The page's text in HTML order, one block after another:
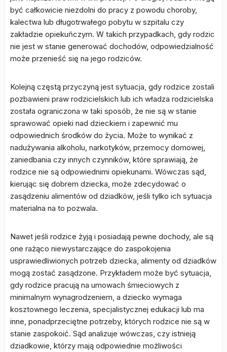
być całkowicie niezdolni do pracy z powodu choroby,
kalectwa lub długotrwałego pobytu w szpitalu czy
zakładzie opiekuńczym. W takich przypadkach, gdy rodzic
nie jest w stanie generować dochodów, odpowiedzialność
może przenieść się na jego rodziców.
Kolejną częstą przyczyną jest sytuacja, gdy rodzice zostali
pozbawieni praw rodzicielskich lub ich władza rodzicielska
została ograniczona w taki sposób, że nie są w stanie
sprawować opieki nad dzieckiem i zapewnić mu
odpowiednich środków do życia. Może to wynikać z
nadużywania alkoholu, narkotyków, przemocy domowej,
zaniedbania czy innych czynników, które sprawiają, że
rodzice nie są odpowiednimi opiekunami. Wówczas sąd,
kierując się dobrem dziecka, może zdecydować o
zasądzeniu alimentów od dziadków, jeśli tylko ich sytuacja
materialna na to pozwala.
Nawet jeśli rodzice żyją i posiadają pewne dochody, ale są
one rażąco niewystarczające do zaspokojenia
usprawiedliwionych potrzeb dziecka, alimenty od dziadków
mogą zostać zasądzone. Przykładem może być sytuacja,
gdy rodzice pracują na umowach śmieciowych z
minimalnym wynagrodzeniem, a dziecko wymaga
kosztownego leczenia, specjalistycznej edukacji lub ma
inne, ponadprzeciętne potrzeby, których rodzice nie są w
stanie zaspokoić. Sąd analizuje wówczas, czy istnieją
dziadkowie, którzy mają odpowiednie możliwości